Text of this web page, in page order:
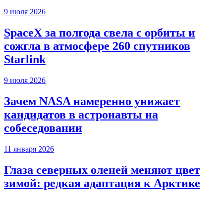
9 июля 2026
SpaceX за полгода свела с орбиты и
сожгла в атмосфере 260 спутников
Starlink
9 июля 2026
Зачем NASA намеренно унижает
кандидатов в астронавты на
собеседовании
11 января 2026
Глаза северных оленей меняют цвет
зимой: редкая адаптация к Арктике